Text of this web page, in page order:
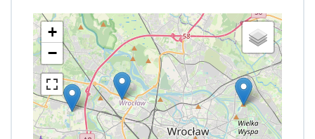
+
−